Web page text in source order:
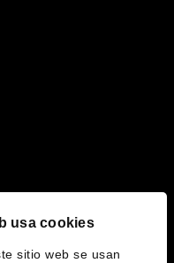
usa cookies
sitio web se usan